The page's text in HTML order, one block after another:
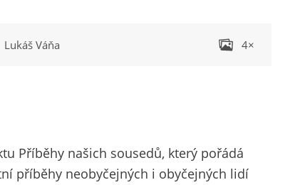
Lukáš Váňa 4×
Příběhy našich sousedů, který pořádá
příběhy neobyčejných i obyčejných lidí